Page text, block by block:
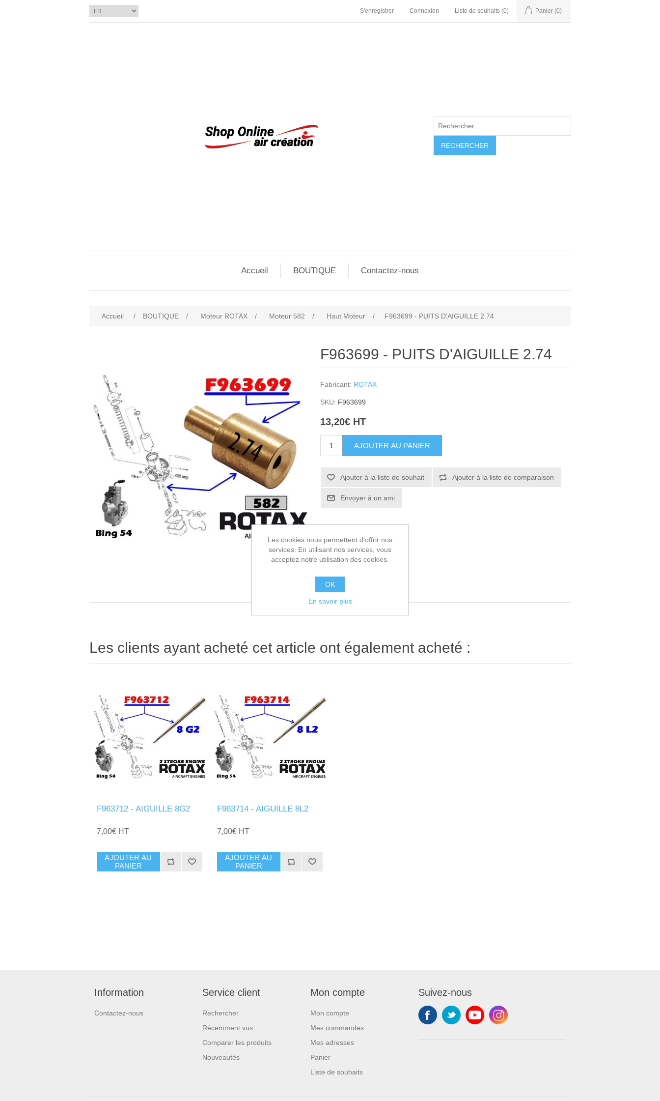
S'enregistrer Connexion Liste de souhaits (0) Panier (0)
RECHERCHER
Accueil BOUTIQUE Contactez-nous
Accueil / BOUTIQUE / Moteur ROTAX / Moteur 582 / Haut Moteur / F963699 - PUITS D'AIGUILLE 2.74
F963699 - PUITS D'AIGUILLE 2.74
Fabricant: ROTAX
SKU: F963699
13,20€ HT
AJOUTER AU PANIER
Ajouter à la liste de souhait Ajouter à la liste de comparaison
Envoyer à un ami
Les clients ayant acheté cet article ont également acheté :
F963712 - AIGUILLE 8G2
7,00€ HT
AJOUTER AU
PANIER
F963714 - AIGUILLE 8L2
7,00€ HT
AJOUTER AU
PANIER
Information
Contactez-nous
Service client
Rechercher
Récemment vus
Comparer les produits
Nouveautés
Mon compte
Mon compte
Mes commandes
Mes adresses
Panier
Liste de souhaits
Suivez-nous
Les cookies nous permettent d'offrir nos
services. En utilisant nos services, vous
acceptez notre utilisation des cookies.
OK
En savoir plus